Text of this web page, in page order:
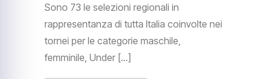
Sono 73 le selezioni regionali in
rappresentanza di tutta Italia coinvolte nei
tornei per le categorie maschile,
femminile, Under […]